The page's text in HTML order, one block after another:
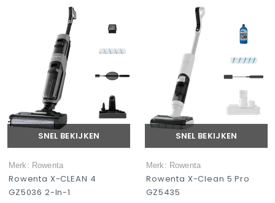
SNEL BEKIJKEN
Merk: Rowenta
Rowenta X-CLEAN 4
GZ5036 2-In-1
SNEL BEKIJKEN
Merk: Rowenta
Rowenta X-Clean 5 Pro
GZ5435